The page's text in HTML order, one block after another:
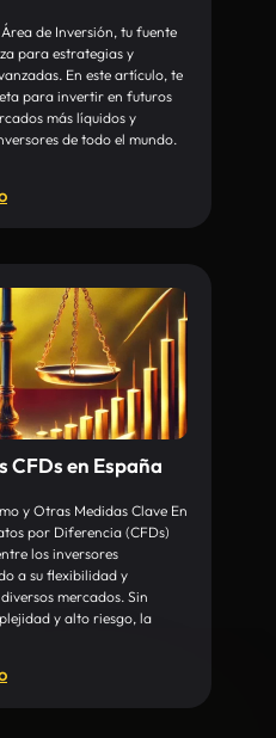
de Inversión, tu fuente
para estrategias y
En este artículo, te
para invertir en futuros
más líquidos y
de todo el mundo.
CFDs en España
y Otras Medidas Clave En
por Diferencia (CFDs)
los inversores
a su flexibilidad y
mercados. Sin
y alto riesgo, la